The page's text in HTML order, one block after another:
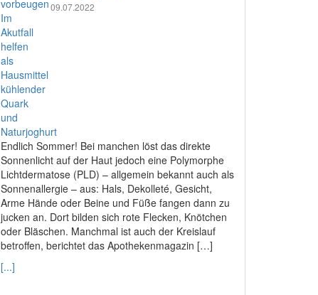
09.07.2022
Endlich Sommer! Bei manchen löst das direkte
Sonnenlicht auf der Haut jedoch eine Polymorphe
Lichtdermatose (PLD) – allgemein bekannt auch als
Sonnenallergie – aus: Hals, Dekolleté, Gesicht,
Arme Hände oder Beine und Füße fangen dann zu
jucken an. Dort bilden sich rote Flecken, Knötchen
oder Bläschen. Manchmal ist auch der Kreislauf
betroffen, berichtet das Apothekenmagazin […]
[...]